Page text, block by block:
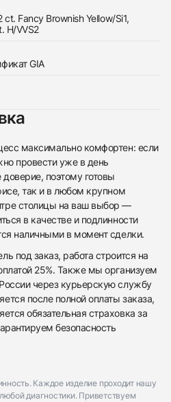
Fancy Brownish Yellow/Si1,
H/VVS2
GIA
максимально комфортен: если
провести уже в день
поэтому готовы
так и в любом крупном
столицы на ваш выбор —
в качестве и подлинности
наличными в момент сделки.
под заказ, работа строится на
25%. Также мы организуем
через курьерскую службу
после полной оплаты заказа,
обязательная страховка за
безопасность
Каждое изделие проходит нашу
диагностики. Приветствуем
данные и мы свяжемся
заявку
2,12 ct. FBY/Si1
ваших часов…
заявку